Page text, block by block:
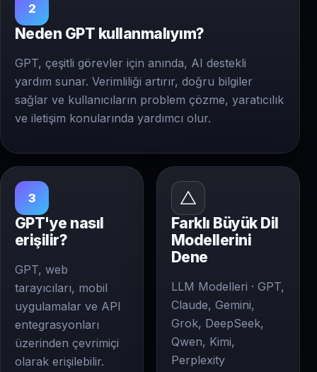
2
Neden GPT kullanmalıyım?
GPT, çeşitli görevler için anında, AI destekli
yardım sunar. Verimliliği artırır, doğru bilgiler
sağlar ve kullanıcıların problem çözme, yaratıcılık
ve iletişim konularında yardımcı olur.
3
GPT'ye nasıl
erişilir?
GPT, web
tarayıcıları, mobil
uygulamalar ve API
entegrasyonları
üzerinden çevrimiçi
olarak erişilebilir.
Farklı Büyük Dil
Modellerini
Dene
LLM Modelleri · GPT,
Claude, Gemini,
Grok, DeepSeek,
Qwen, Kimi,
Perplexity